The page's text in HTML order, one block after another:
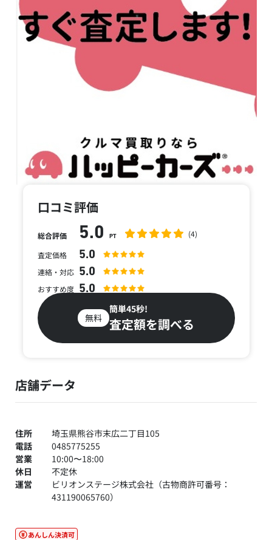
口コミ評価
総合評価 5.0 PT (4)
査定価格
連絡・対応
おすすめ度
5.0
5.0
5.0
無料
簡単45秒!
査定額を調べる
店舗データ
住所
埼玉県熊谷市末広二丁目105
電話
0485775255
営業
10:00〜18:00
休日
不定休
運営
ビリオンステージ株式会社（古物商許可番号：
431190065760）
あんしん決済可